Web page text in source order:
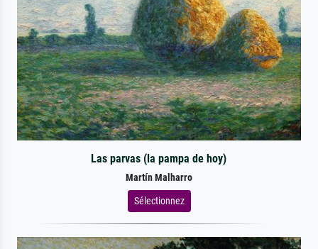
Las parvas (la pampa de hoy)
Martín Malharro
Sélectionnez